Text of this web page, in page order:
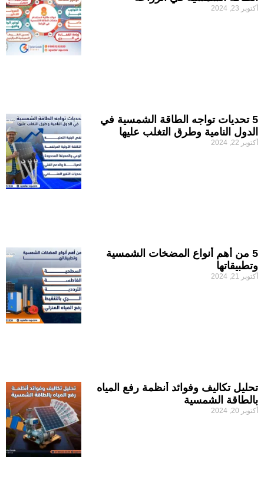
أكتوبر 23, 2024
5 تحديات تواجه الطاقة الشمسية في
الدول النامية وطرق التغلب عليها
أكتوبر 22, 2024
5 من أهم أنواع المضخات الشمسية
وتطبيقاتها
أكتوبر 21, 2024
تحليل تكاليف وفوائد أنظمة رفع المياه
بالطاقة الشمسية
أكتوبر 20, 2024